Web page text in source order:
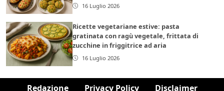
16 Luglio 2026
Ricette vegetariane estive: pasta
gratinata con ragù vegetale, frittata di
zucchine in friggitrice ad aria
16 Luglio 2026
Redazione Privacy Policy Disclaimer